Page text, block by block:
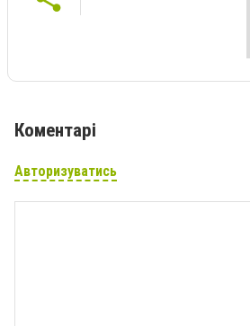
Коментарі
Авторизуватись